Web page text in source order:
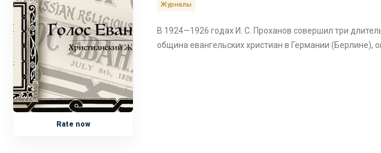
Rate now
Журналы
В 1924—1926 годах И. С. Проханов совершил три
община евангельских христиан в Германии (Берлине),